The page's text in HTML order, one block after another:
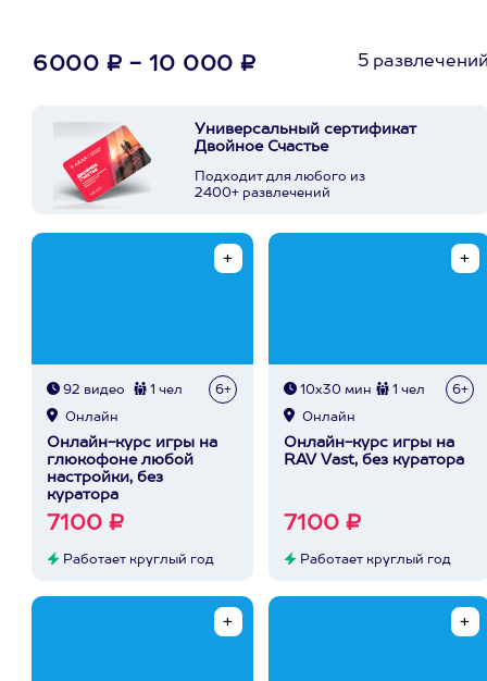
6000 ₽ - 10 000 ₽ 5
Универсальный сертификат
Двойное Счастье
Подходит для любого из
2400+ развлечений
92 видео 1 чел 6+
Онлайн
Онлайн-курс игры на
глюкофоне любой
настройки, без
куратора
7100 ₽
Работает круглый год
10х30 мин 1 чел 6+
Онлайн
Онлайн-курс игры на
RAV Vast, без куратора
7100 ₽
Работает круглый год